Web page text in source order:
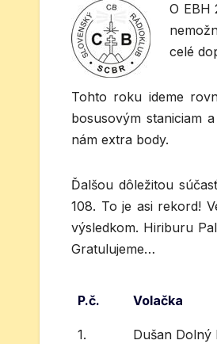
O EBH
celé
Tohto roku ideme
bosusovým staniciam
nám extra body.
Ďalšou dôležitou
108. To je asi rekord!
výsledkom. Hiriburu
Gratulujeme…
P.č. Volačka
1. Dušan Dolný